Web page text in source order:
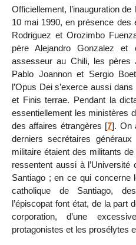
Officiellement, l’inauguration
10 mai 1990, en présence des
Rodriguez et Orozimbo
père Alejandro Gonzalez et
assesseur au Chili, les pères
Pablo Joannon et Sergio
l’Opus Dei s’exerce aussi
et Finis terrae. Pendant la
essentiellement les ministères
des affaires étrangères [7]. On
derniers secrétaires
militaire étaient des militants
ressentent aussi à
Santiago ; en ce qui concerne
catholique de Santiago,
l’épiscopat font état, de la part
corporation, d’une
protagonistes et les prosélytes